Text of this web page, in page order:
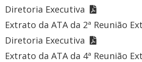
Diretoria Executiva
Extrato da ATA da 2ª Reunião
Diretoria Executiva
Extrato da ATA da 4ª Reunião